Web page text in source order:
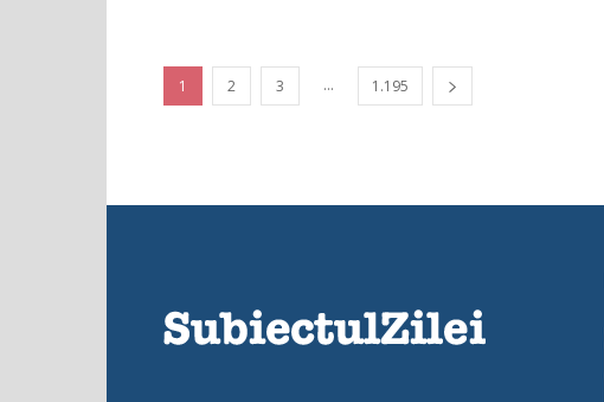
1 2 3 ... 1.195